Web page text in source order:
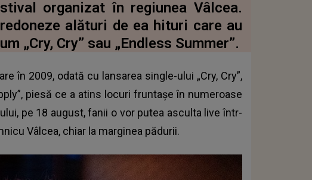
organizat în regiunea Vâlcea.
alături de ea hituri care au
„Cry, Cry” sau „Endless Summer”.
în 2009, odată cu lansarea single-ului „Cry, Cry”,
piesă ce a atins locuri fruntașe în numeroase
pe 18 august, fanii o vor putea asculta live într-
Vâlcea, chiar la marginea pădurii.